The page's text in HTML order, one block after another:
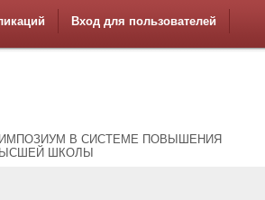
Вход для пользователей
В СИСТЕМЕ ПОВЫШЕНИЯ
ШКОЛЫ